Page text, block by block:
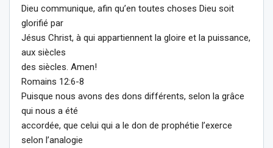
Dieu communique, afin qu’en toutes choses Dieu soit
glorifié par
Jésus Christ, à qui appartiennent la gloire et la puissance,
aux siècles
des siècles. Amen!
Romains 12:6-8
Puisque nous avons des dons différents, selon la grâce
qui nous a été
accordée, que celui qui a le don de prophétie l’exerce
selon l’analogie